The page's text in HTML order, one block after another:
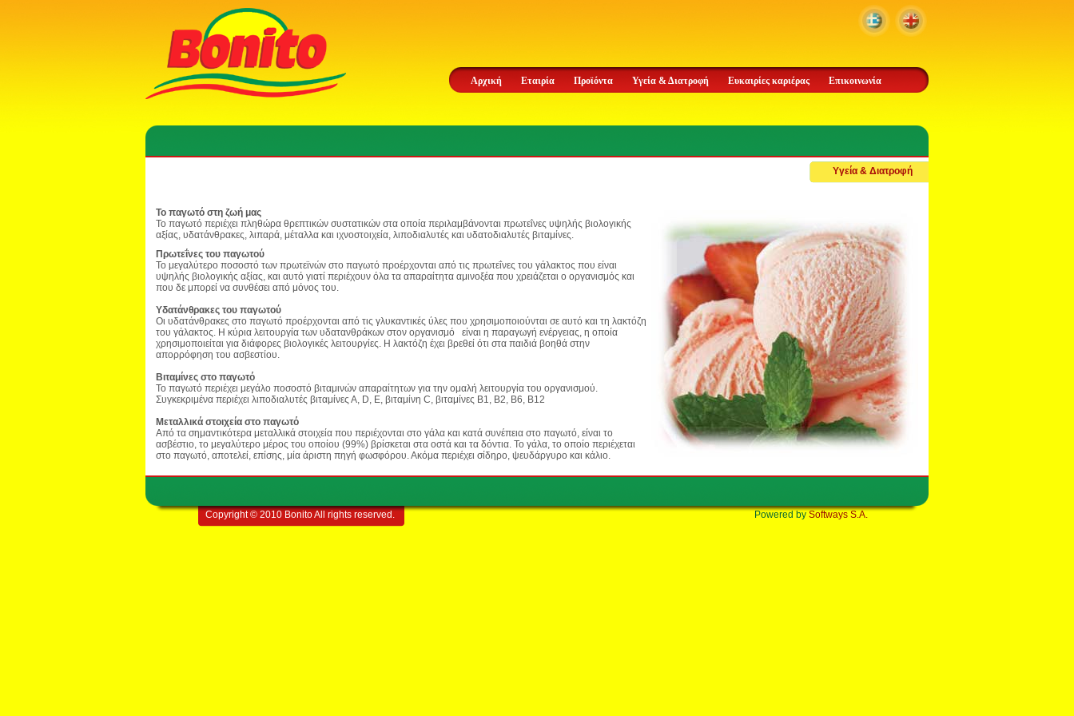
Αρχική Εταιρία Προϊόντα Υγεία & Διατροφή Ευκαιρίες καριέρας Επικοινωνία
Υγεία & Διατροφή
Το παγωτό στη ζωή μας
Το παγωτό περιέχει πληθώρα θρεπτικών συστατικών στα οποία περιλαμβάνονται πρωτεΐνες υψηλής βιολογικής
αξίας, υδατάνθρακες, λιπαρά, μέταλλα και ιχνοστοιχεία, λιποδιαλυτές και υδατοδιαλυτές βιταμίνες.
Πρωτεΐνες του παγωτού
Το μεγαλύτερο ποσοστό των πρωτεϊνών στο παγωτό προέρχονται από τις πρωτεΐνες του γάλακτος που είναι
υψηλής βιολογικής αξίας, και αυτό γιατί περιέχουν όλα τα απαραίτητα αμινοξέα που χρειάζεται ο οργανισμός και
που δε μπορεί να συνθέσει από μόνος του.
Υδατάνθρακες του παγωτού
Οι υδατάνθρακες στο παγωτό προέρχονται από τις γλυκαντικές ύλες που χρησιμοποιούνται σε αυτό και τη λακτόζη
του γάλακτος. Η κύρια λειτουργία των υδατανθράκων στον οργανισμό είναι η παραγωγή ενέργειας, η οποία
χρησιμοποιείται για διάφορες βιολογικές λειτουργίες. Η λακτόζη έχει βρεθεί ότι στα παιδιά βοηθά στην
απορρόφηση του ασβεστίου.
Βιταμίνες στο παγωτό
Το παγωτό περιέχει μεγάλο ποσοστό βιταμινών απαραίτητων για την ομαλή λειτουργία του οργανισμού.
Συγκεκριμένα περιέχει λιποδιαλυτές βιταμίνες Α, D, E, βιταμίνη C, βιταμίνες Β1, Β2, Β6, Β12
Μεταλλικά στοιχεία στο παγωτό
Από τα σημαντικότερα μεταλλικά στοιχεία που περιέχονται στο γάλα και κατά συνέπεια στο παγωτό, είναι το
ασβέστιο, το μεγαλύτερο μέρος του οποίου (99%) βρίσκεται στα οστά και τα δόντια. Το γάλα, το οποίο περιέχεται
στο παγωτό, αποτελεί, επίσης, μία άριστη πηγή φωσφόρου. Ακόμα περιέχει σίδηρο, ψευδάργυρο και κάλιο.
Copyright © 2010 Bonito All rights reserved. Powered by Softways S.A.